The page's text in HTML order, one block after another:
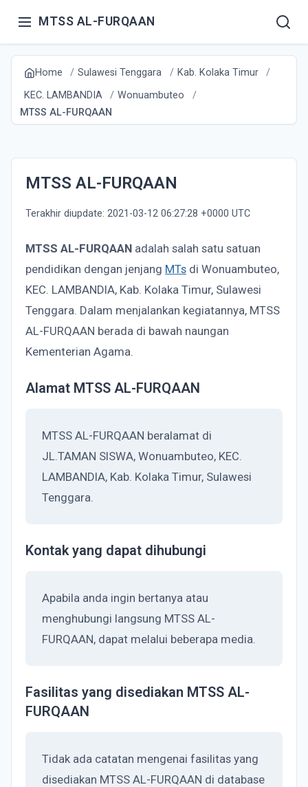
MTSS AL-FURQAAN
Home Sulawesi Tenggara
Kab. Kolaka Timur
KEC. LAMBANDIA
Wonuambuteo
MTSS AL-FURQAAN
MTSS AL-FURQAAN
Terakhir diupdate: 2021-03-12 06:27:28 +0000 UTC
MTSS AL-FURQAAN adalah salah satu satuan
pendidikan dengan jenjang MTs di Wonuambuteo,
KEC. LAMBANDIA, Kab. Kolaka Timur, Sulawesi
Tenggara. Dalam menjalankan kegiatannya, MTSS
AL-FURQAAN berada di bawah naungan
Kementerian Agama.
Alamat MTSS AL-FURQAAN
MTSS AL-FURQAAN beralamat di
JL.TAMAN SISWA, Wonuambuteo, KEC.
LAMBANDIA, Kab. Kolaka Timur, Sulawesi
Tenggara.
Kontak yang dapat dihubungi
Apabila anda ingin bertanya atau
menghubungi langsung MTSS AL-
FURQAAN, dapat melalui beberapa media.
Fasilitas yang disediakan MTSS AL-
FURQAAN
Tidak ada catatan mengenai fasilitas yang
disediakan MTSS AL-FURQAAN di database